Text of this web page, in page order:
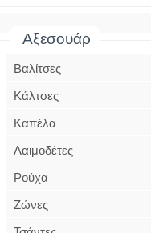
Αξεσουάρ
Βαλίτσες
Κάλτσες
Καπέλα
Λαιμοδέτες
Ρούχα
Ζώνες